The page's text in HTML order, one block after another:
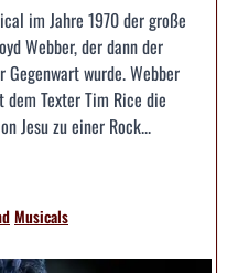
im Jahre 1970 der große
Webber, der dann der
wurde. Webber
Texter Tim Rice die
Jesu zu einer Rock...
Musicals